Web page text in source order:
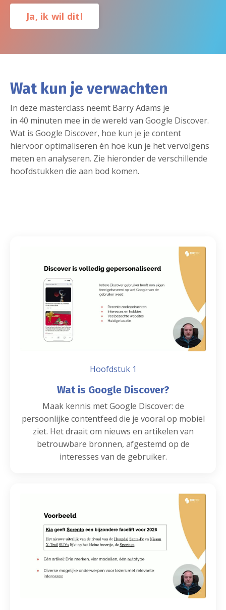
Ja, ik wil dit!
Wat kun je verwachten
In deze masterclass neemt Barry Adams je
in 40 minuten mee in de wereld van Google Discover.
Wat is Google Discover, hoe kun je je content
hiervoor optimaliseren én hoe kun je het vervolgens
meten en analyseren. Zie hieronder de verschillende
hoofdstukken die aan bod komen.
Hoofdstuk 1
Wat is Google Discover?
Maak kennis met Google Discover: de
persoonlijke contentfeed die je vooral op mobiel
ziet. Het draait om nieuws en artikelen van
betrouwbare bronnen, afgestemd op de
interesses van de gebruiker.